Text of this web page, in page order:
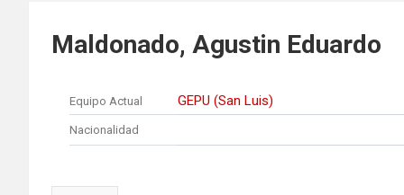
Maldonado, Agustin Eduardo
Equipo Actual GEPU (San Luis)
Nacionalidad